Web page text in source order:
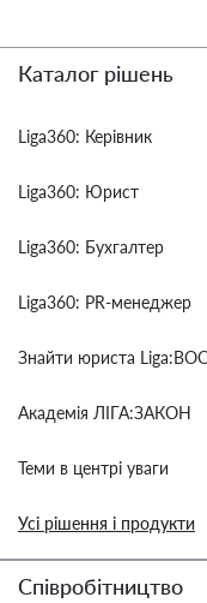
Каталог рішень
Liga360: Керівник
Liga360: Юрист
Liga360: Бухгалтер
Liga360: PR-менеджер
Знайти юриста
Академія ЛІГА:ЗАКОН
Теми в центрі уваги
Усі рішення і продукти
Співробітництво